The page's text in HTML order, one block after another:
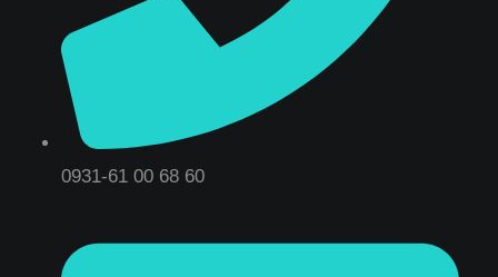
0931-61 00 68 60